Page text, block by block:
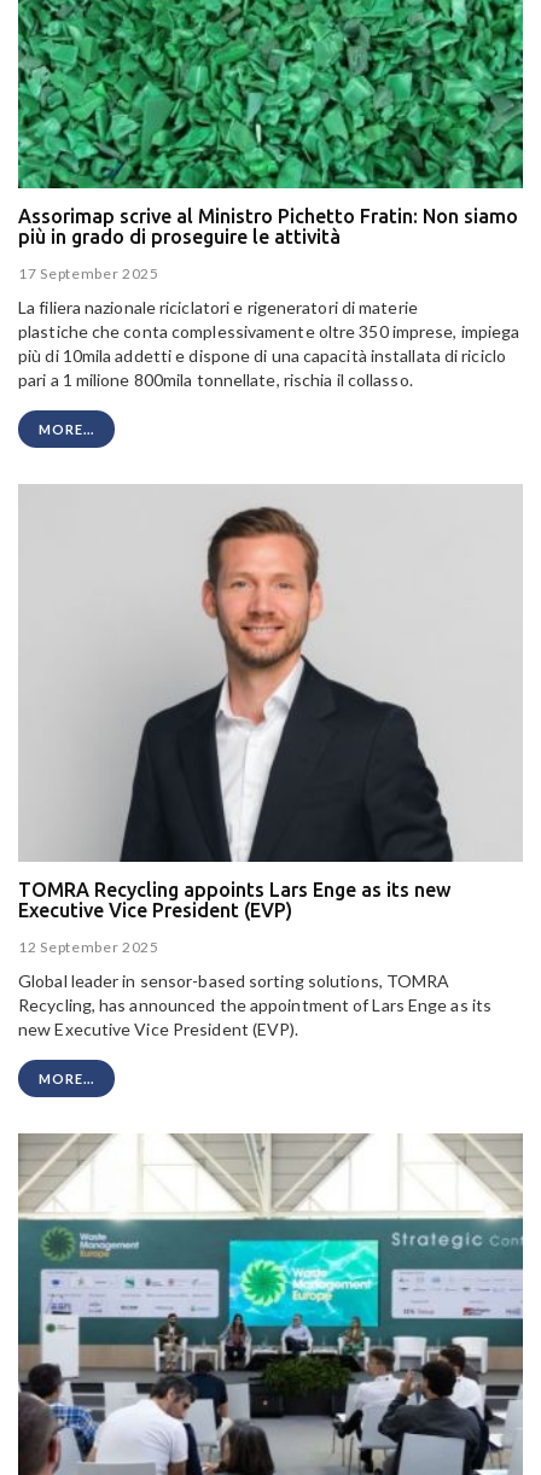
Assorimap scrive al Ministro Pichetto Fratin: Non siamo
più in grado di proseguire le attività
17 September 2025
La filiera nazionale riciclatori e rigeneratori di materie
plastiche che conta complessivamente oltre 350 imprese, impiega
più di 10mila addetti e dispone di una capacità installata di riciclo
pari a 1 milione 800mila tonnellate, rischia il collasso.
MORE...
TOMRA Recycling appoints Lars Enge as its new
Executive Vice President (EVP)
12 September 2025
Global leader in sensor-based sorting solutions, TOMRA
Recycling, has announced the appointment of Lars Enge as its
new Executive Vice President (EVP).
MORE...